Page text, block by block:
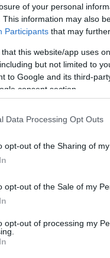
of your personal
This information may also
Participants that may
that this website/app uses
but not limited to
to Google and its third-
consent section.
Data Processing Opt Outs
opt-out of the Sharing of
opt-out of the Sale of my
opt-out of processing my
just served up a
EDT today, a
NASA’s Solar
Solar Cycle 25 blog:
& Space